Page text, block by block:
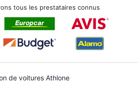
tous les prestataires connus
de voitures Athlone